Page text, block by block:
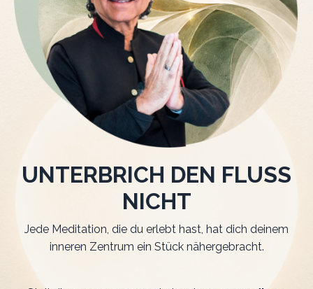
UNTERBRICH DEN FLUSS
NICHT
Jede Meditation, die du erlebt hast, hat dich deinem
inneren Zentrum ein Stück nähergebracht.